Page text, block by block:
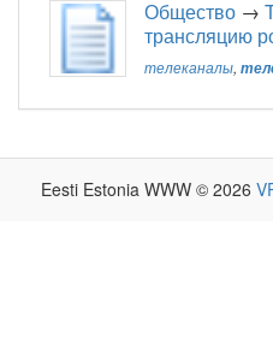
Общество →
трансляцию
телеканалы,
Eesti Estonia WWW © 2026